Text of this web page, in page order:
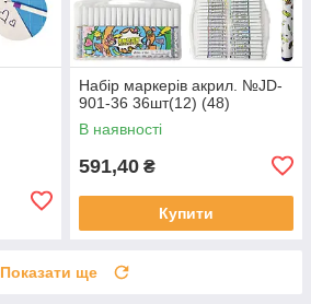
Набір маркерів акрил. №JD-
901-36 36шт(12) (48)
В наявності
591,40 ₴
Купити
Показати ще